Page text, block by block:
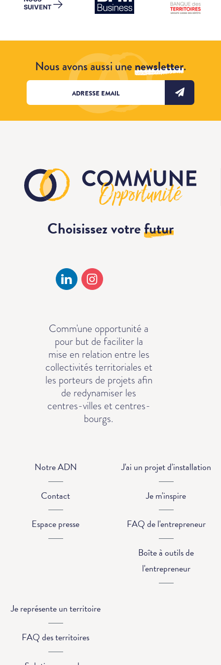
SUIVENT →
Nous avons aussi unenewsletter.
Choisissez votrefutur
Comm'une opportunité a
pour but de faciliter la
mise en relation entre les
collectivités territoriales et
les porteurs de projets afin
de redynamiser les
centres-villes et centres-
bourgs.
Notre ADN
Contact
Espace presse
J'ai un projet d'installation
Je m'inspire
FAQ de l'entrepreneur
Boîte à outils de
l'entrepreneur
Je représente un territoire
FAQ des territoires